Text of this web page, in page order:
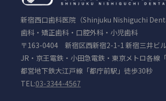
新宿西口歯科医院（Shinjuku Nishiguchi
歯科・矯正歯科・口腔外科・小児歯科
〒163-0404 新宿区西新宿2-1-1 新宿三井ビ
JR・京王電鉄・小田急電鉄・東京メトロ各線
都営地下鉄大江戸線「都庁前駅」徒歩30秒
TEL:03-3344-4567